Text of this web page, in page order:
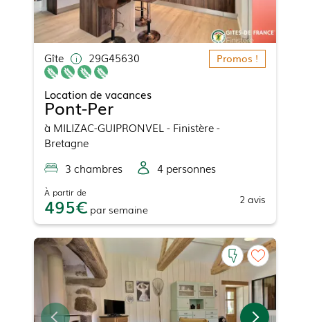
Gîte 29G45630 Promos !
Location de vacances
Pont-Per
à MILIZAC-GUIPRONVEL - Finistère -
Bretagne
3 chambres 4 personnes
À partir de
495 par semaine
2 avis